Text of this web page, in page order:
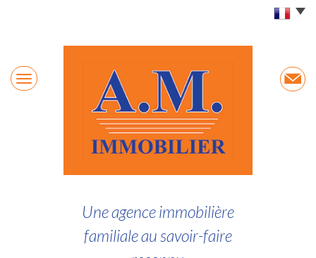
Une agence immobilière
familiale au savoir-faire